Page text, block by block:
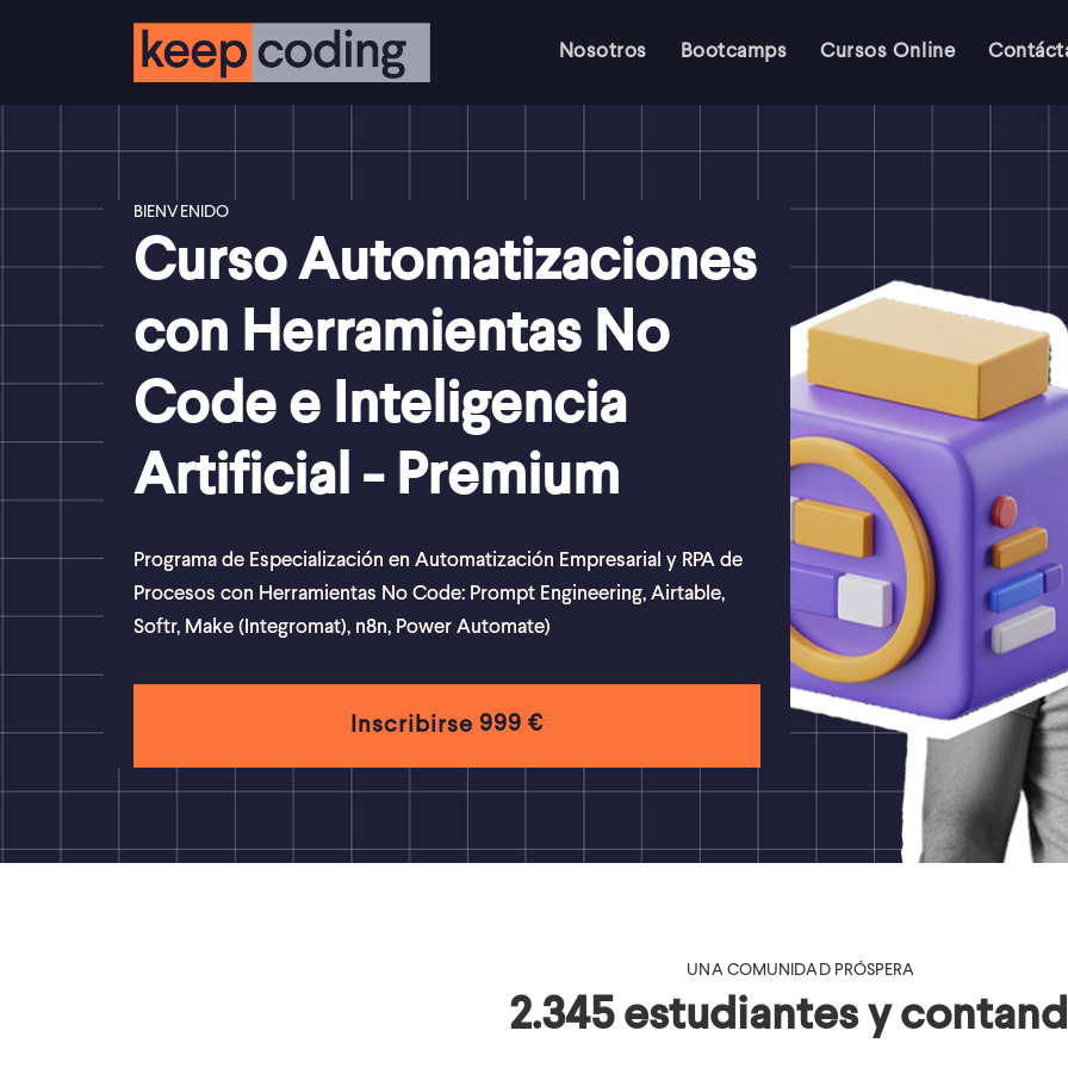
Nosotros Bootcamps Cursos Online
BIENVENIDO
Curso Automatizaciones
con Herramientas No
Code e Inteligencia
Artificial - Premium
Programa de Especialización en Automatización Empresarial y RPA de
Procesos con Herramientas No Code: Prompt Engineering, Airtable,
Softr, Make (Integromat), n8n, Power Automate)
Inscribirse 999 €
UNA COMUNIDAD PRÓSPERA
2.345 estudiantes y